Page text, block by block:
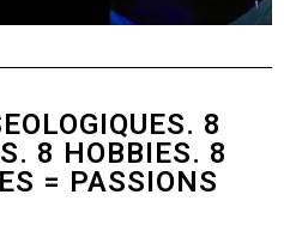
8
8 HOBBIES. 8
= PASSIONS